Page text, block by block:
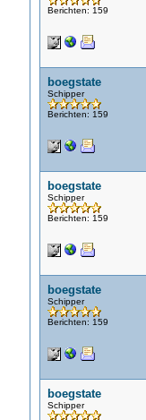
Berichten: 159
boegstate
Schipper
Berichten: 159
boegstate
Schipper
Berichten: 159
boegstate
Schipper
Berichten: 159
boegstate
Schipper